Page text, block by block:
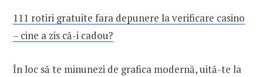
111 rotiri gratuite fara depunere la verificare casino
– cine a zis că-i cadou?
În loc să te minunezi de grafica modernă, uită-te la